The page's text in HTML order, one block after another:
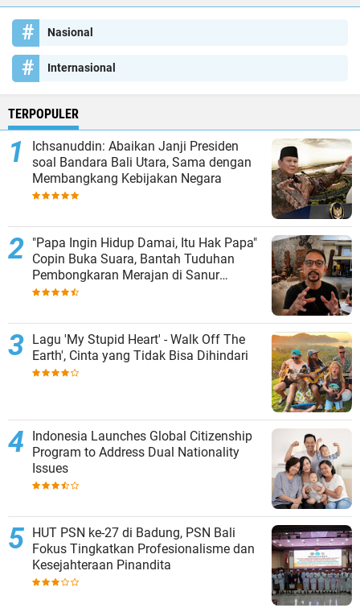
Nasional
Internasional
TERPOPULER
Ichsanuddin: Abaikan Janji Presiden
soal Bandara Bali Utara, Sama dengan
Membangkang Kebijakan Negara
"Papa Ingin Hidup Damai, Itu Hak Papa"
Copin Buka Suara, Bantah Tuduhan
Pembongkaran Merajan di Sanur
Sepihak
Lagu 'My Stupid Heart' - Walk Off The
Earth', Cinta yang Tidak Bisa Dihindari
Indonesia Launches Global Citizenship
Program to Address Dual Nationality
Issues
HUT PSN ke-27 di Badung, PSN Bali
Fokus Tingkatkan Profesionalisme dan
Kesejahteraan Pinandita